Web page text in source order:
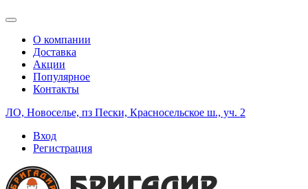
О компании
Доставка
Акции
Популярное
Контакты
ЛО, Новоселье, пз Пески, Красносельское ш., уч. 2
Вход
Регистрация